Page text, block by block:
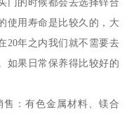
门的时候都会去选择锌合
使用寿命是比较久的，大
20年之内我们就不需要去
如果日常保养得比较好的
：有色金属材料、镁合